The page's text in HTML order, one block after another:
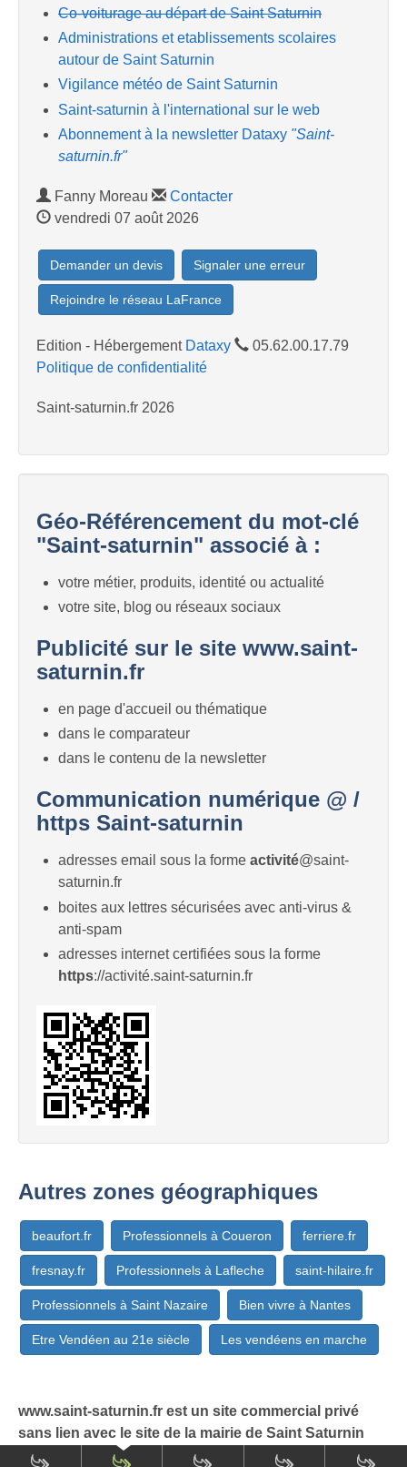
Co-voiturage au départ de Saint Saturnin
Administrations et etablissements scolaires
autour de Saint Saturnin
Vigilance météo de Saint Saturnin
Saint-saturnin à l'international sur le web
Abonnement à la newsletter Dataxy "Saint-
saturnin.fr"
Fanny Moreau
Contacter
vendredi 07 août 2026
Demander un devis Signaler une erreur
Rejoindre le réseau LaFrance
Edition - Hébergement Dataxy
05.62.00.17.79
Politique de confidentialité
Saint-saturnin.fr 2026
Géo-Référencement du mot-clé
"Saint-saturnin" associé à :
votre métier, produits, identité ou actualité
votre site, blog ou réseaux sociaux
Publicité sur le site www.saint-
saturnin.fr
en page d'accueil ou thématique
dans le comparateur
dans le contenu de la newsletter
Communication numérique @ /
https Saint-saturnin
adresses email sous la forme activité@saint-
saturnin.fr
boites aux lettres sécurisées avec anti-virus &
anti-spam
adresses internet certifiées sous la forme
https://activité.saint-saturnin.fr
Autres zones géographiques
beaufort.fr Professionnels à Coueron ferriere.fr
fresnay.fr Professionnels à Lafleche saint-hilaire.fr
Professionnels à Saint Nazaire Bien vivre à Nantes
Etre Vendéen au 21e siècle Les vendéens en marche
www.saint-saturnin.fr est un site commercial privé
sans lien avec le site de la mairie de Saint Saturnin